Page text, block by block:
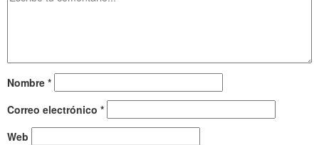
Nombre *
Correo electrónico *
Web